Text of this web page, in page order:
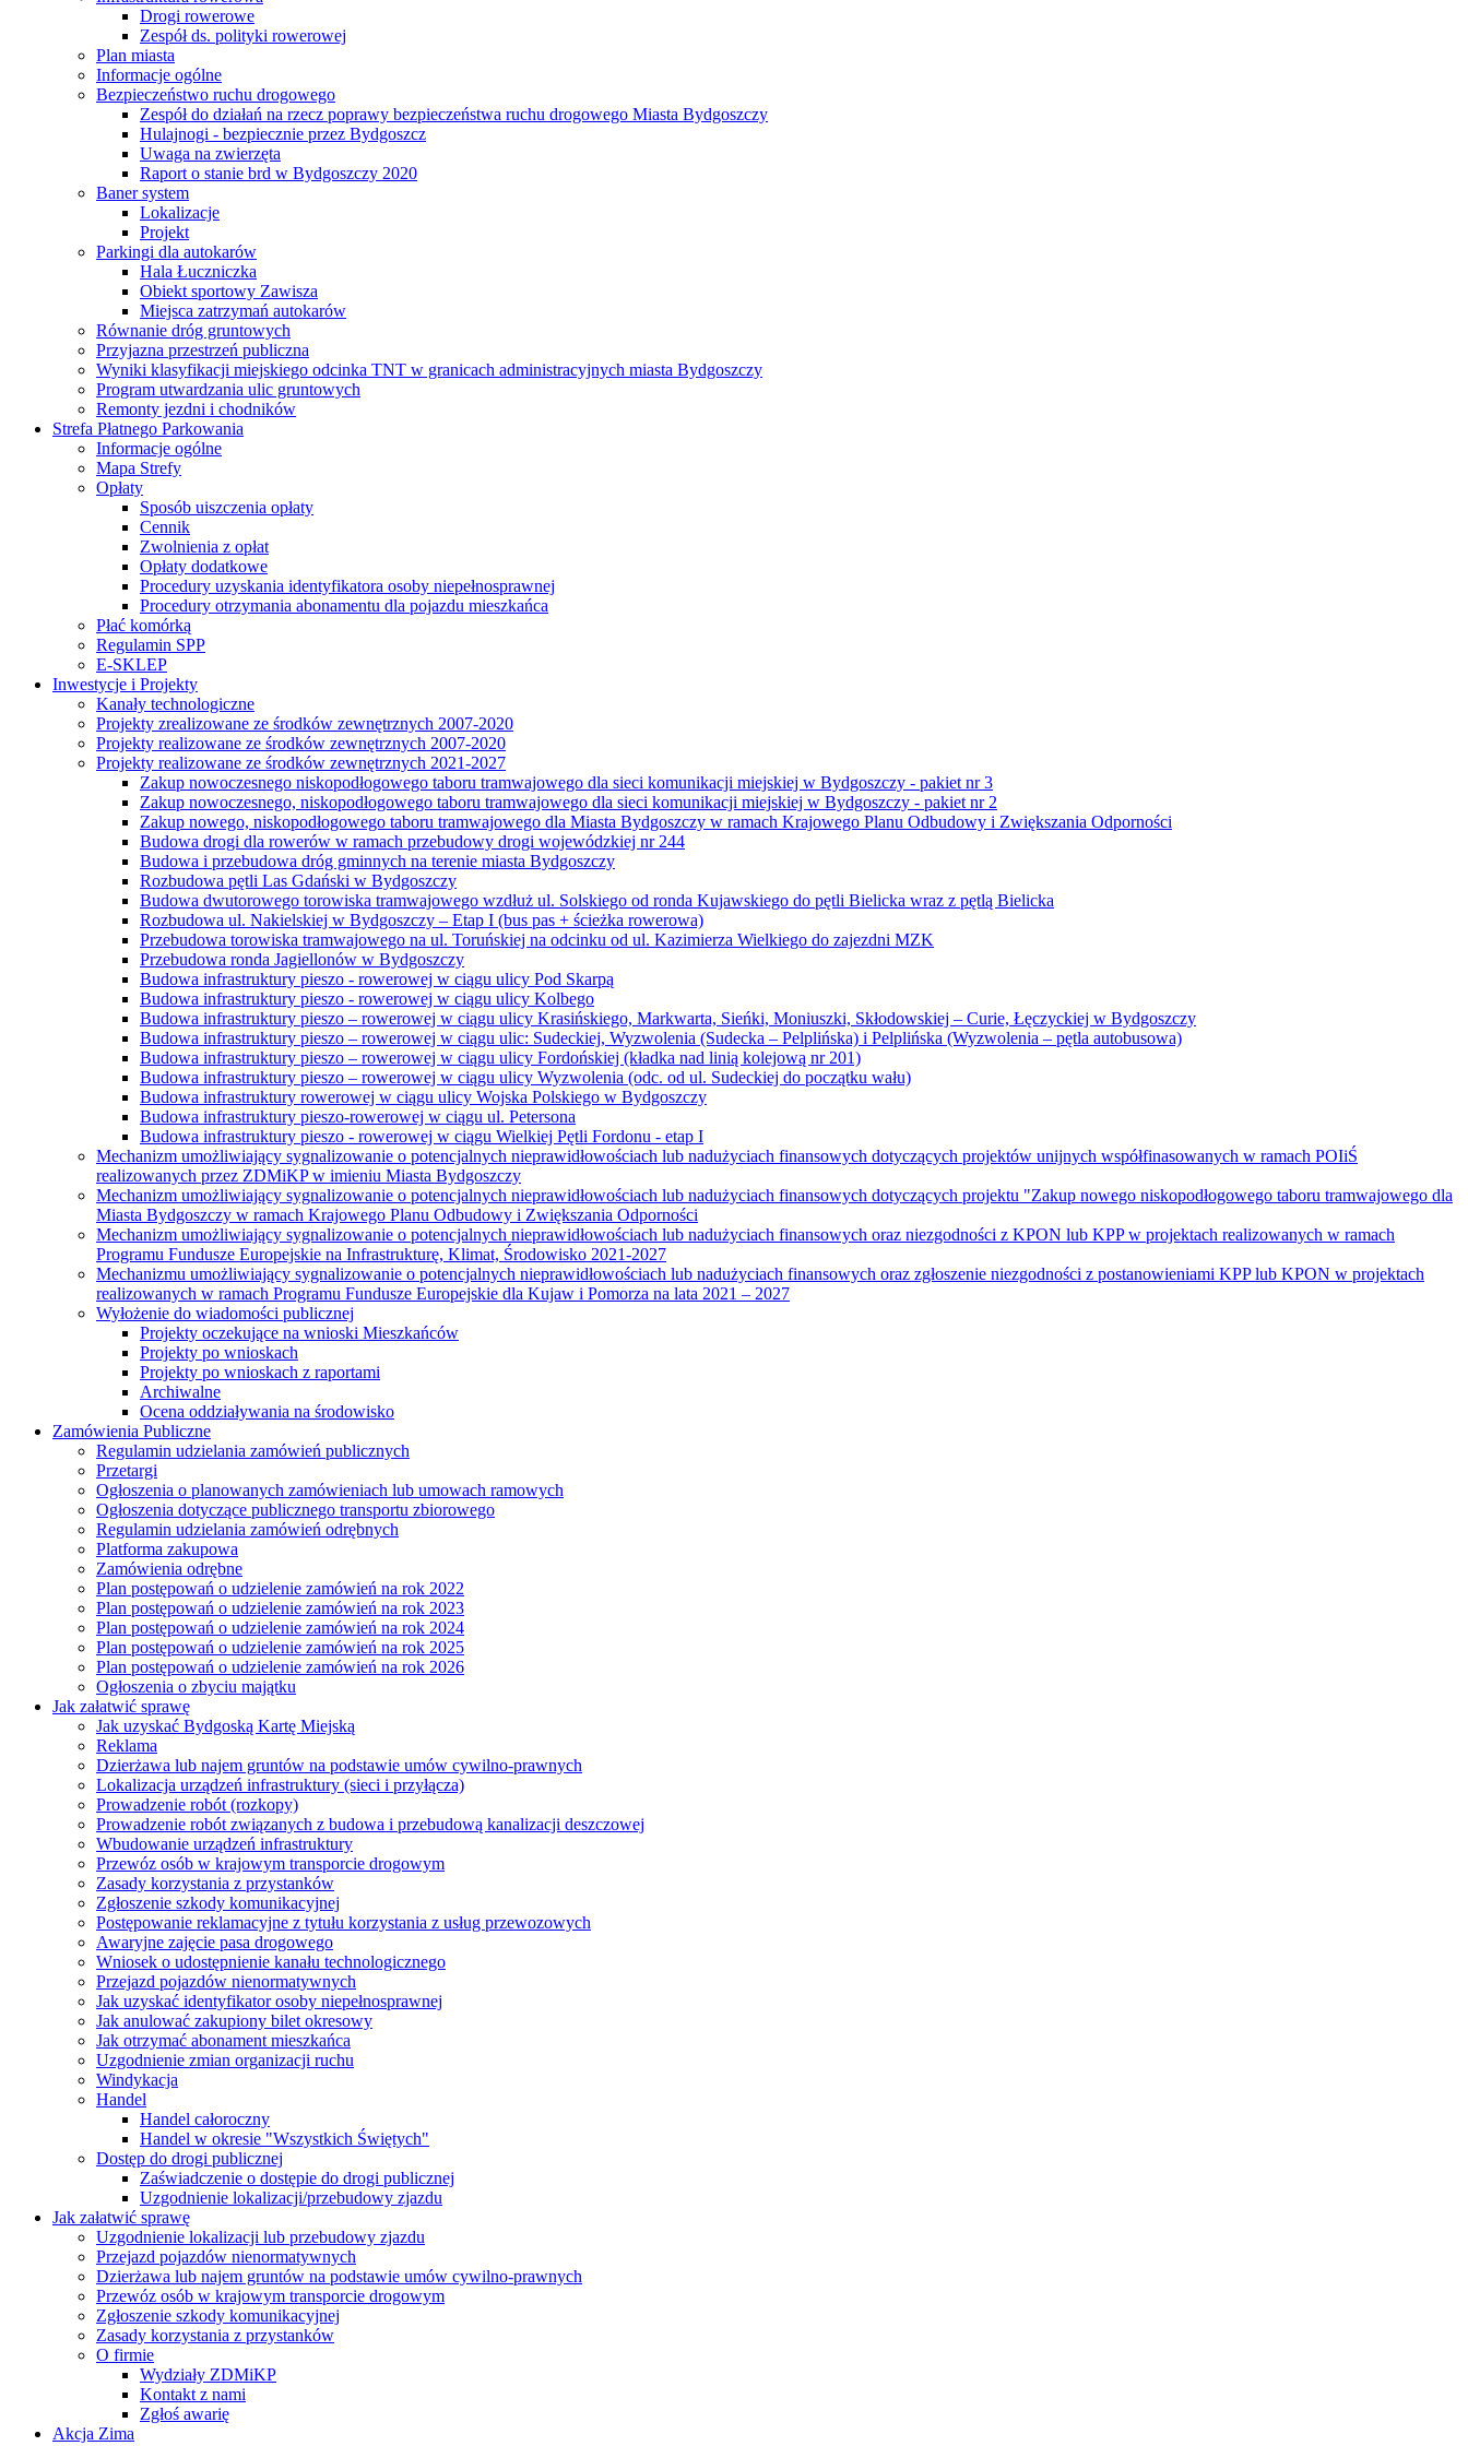
Drogi rowerowe
Zespół ds. polityki rowerowej
Plan miasta
Informacje ogólne
Bezpieczeństwo ruchu drogowego
Zespół do działań na rzecz poprawy bezpieczeństwa ruchu drogowego Miasta Bydgoszczy
Hulajnogi - bezpiecznie przez Bydgoszcz
Uwaga na zwierzęta
Raport o stanie brd w Bydgoszczy 2020
Baner system
Lokalizacje
Projekt
Parkingi dla autokarów
Hala Łuczniczka
Obiekt sportowy Zawisza
Miejsca zatrzymań autokarów
Równanie dróg gruntowych
Przyjazna przestrzeń publiczna
Wyniki klasyfikacji miejskiego odcinka TNT w granicach administracyjnych miasta Bydgoszczy
Program utwardzania ulic gruntowych
Remonty jezdni i chodników
Strefa Płatnego Parkowania
Informacje ogólne
Mapa Strefy
Opłaty
Sposób uiszczenia opłaty
Cennik
Zwolnienia z opłat
Opłaty dodatkowe
Procedury uzyskania identyfikatora osoby niepełnosprawnej
Procedury otrzymania abonamentu dla pojazdu mieszkańca
Płać komórką
Regulamin SPP
E-SKLEP
Inwestycje i Projekty
Kanały technologiczne
Projekty zrealizowane ze środków zewnętrznych 2007-2020
Projekty realizowane ze środków zewnętrznych 2007-2020
Projekty realizowane ze środków zewnętrznych 2021-2027
Zakup nowoczesnego niskopodłogowego taboru tramwajowego dla sieci komunikacji miejskiej w Bydgoszczy - pakiet nr 3
Zakup nowoczesnego, niskopodłogowego taboru tramwajowego dla sieci komunikacji miejskiej w Bydgoszczy - pakiet nr 2
Zakup nowego, niskopodłogowego taboru tramwajowego dla Miasta Bydgoszczy w ramach Krajowego Planu Odbudowy i Zwiększania Odporności
Budowa drogi dla rowerów w ramach przebudowy drogi wojewódzkiej nr 244
Budowa i przebudowa dróg gminnych na terenie miasta Bydgoszczy
Rozbudowa pętli Las Gdański w Bydgoszczy
Budowa dwutorowego torowiska tramwajowego wzdłuż ul. Solskiego od ronda Kujawskiego do pętli Bielicka wraz z pętlą Bielicka
Rozbudowa ul. Nakielskiej w Bydgoszczy – Etap I (bus pas + ścieżka rowerowa)
Przebudowa torowiska tramwajowego na ul. Toruńskiej na odcinku od ul. Kazimierza Wielkiego do zajezdni MZK
Przebudowa ronda Jagiellonów w Bydgoszczy
Budowa infrastruktury pieszo - rowerowej w ciągu ulicy Pod Skarpą
Budowa infrastruktury pieszo - rowerowej w ciągu ulicy Kolbego
Budowa infrastruktury pieszo – rowerowej w ciągu ulicy Krasińskiego, Markwarta, Sieńki, Moniuszki, Skłodowskiej – Curie, Łęczyckiej w Bydgoszczy
Budowa infrastruktury pieszo – rowerowej w ciągu ulic: Sudeckiej, Wyzwolenia (Sudecka – Pelplińska) i Pelplińska (Wyzwolenia – pętla autobusowa)
Budowa infrastruktury pieszo – rowerowej w ciągu ulicy Fordońskiej (kładka nad linią kolejową nr 201)
Budowa infrastruktury pieszo – rowerowej w ciągu ulicy Wyzwolenia (odc. od ul. Sudeckiej do początku wału)
Budowa infrastruktury rowerowej w ciągu ulicy Wojska Polskiego w Bydgoszczy
Budowa infrastruktury pieszo-rowerowej w ciągu ul. Petersona
Budowa infrastruktury pieszo - rowerowej w ciągu Wielkiej Pętli Fordonu - etap I
Mechanizm umożliwiający sygnalizowanie o potencjalnych nieprawidłowościach lub nadużyciach finansowych dotyczących projektów unijnych współfinasowanych w ramach POIiŚ
realizowanych przez ZDMiKP w imieniu Miasta Bydgoszczy
Mechanizm umożliwiający sygnalizowanie o potencjalnych nieprawidłowościach lub nadużyciach finansowych dotyczących projektu "Zakup nowego niskopodłogowego taboru tramwajowego dla
Miasta Bydgoszczy w ramach Krajowego Planu Odbudowy i Zwiększania Odporności
Mechanizm umożliwiający sygnalizowanie o potencjalnych nieprawidłowościach lub nadużyciach finansowych oraz niezgodności z KPON lub KPP w projektach realizowanych w ramach
Programu Fundusze Europejskie na Infrastrukturę, Klimat, Środowisko 2021-2027
Mechanizmu umożliwiający sygnalizowanie o potencjalnych nieprawidłowościach lub nadużyciach finansowych oraz zgłoszenie niezgodności z postanowieniami KPP lub KPON w projektach
realizowanych w ramach Programu Fundusze Europejskie dla Kujaw i Pomorza na lata 2021 – 2027
Wyłożenie do wiadomości publicznej
Projekty oczekujące na wnioski Mieszkańców
Projekty po wnioskach
Projekty po wnioskach z raportami
Archiwalne
Ocena oddziaływania na środowisko
Zamówienia Publiczne
Regulamin udzielania zamówień publicznych
Przetargi
Ogłoszenia o planowanych zamówieniach lub umowach ramowych
Ogłoszenia dotyczące publicznego transportu zbiorowego
Regulamin udzielania zamówień odrębnych
Platforma zakupowa
Zamówienia odrębne
Plan postępowań o udzielenie zamówień na rok 2022
Plan postępowań o udzielenie zamówień na rok 2023
Plan postępowań o udzielenie zamówień na rok 2024
Plan postępowań o udzielenie zamówień na rok 2025
Plan postępowań o udzielenie zamówień na rok 2026
Ogłoszenia o zbyciu majątku
Jak załatwić sprawę
Jak uzyskać Bydgoską Kartę Miejską
Reklama
Dzierżawa lub najem gruntów na podstawie umów cywilno-prawnych
Lokalizacja urządzeń infrastruktury (sieci i przyłącza)
Prowadzenie robót (rozkopy)
Prowadzenie robót związanych z budowa i przebudową kanalizacji deszczowej
Wbudowanie urządzeń infrastruktury
Przewóz osób w krajowym transporcie drogowym
Zasady korzystania z przystanków
Zgłoszenie szkody komunikacyjnej
Postępowanie reklamacyjne z tytułu korzystania z usług przewozowych
Awaryjne zajęcie pasa drogowego
Wniosek o udostępnienie kanału technologicznego
Przejazd pojazdów nienormatywnych
Jak uzyskać identyfikator osoby niepełnosprawnej
Jak anulować zakupiony bilet okresowy
Jak otrzymać abonament mieszkańca
Uzgodnienie zmian organizacji ruchu
Windykacja
Handel
Handel całoroczny
Handel w okresie "Wszystkich Świętych"
Dostęp do drogi publicznej
Zaświadczenie o dostępie do drogi publicznej
Uzgodnienie lokalizacji/przebudowy zjazdu
Jak załatwić sprawę
Uzgodnienie lokalizacji lub przebudowy zjazdu
Przejazd pojazdów nienormatywnych
Dzierżawa lub najem gruntów na podstawie umów cywilno-prawnych
Przewóz osób w krajowym transporcie drogowym
Zgłoszenie szkody komunikacyjnej
Zasady korzystania z przystanków
O firmie
Wydziały ZDMiKP
Kontakt z nami
Zgłoś awarię
Akcja Zima